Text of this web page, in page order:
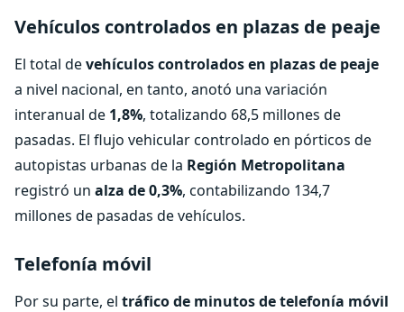
Vehículos controlados en plazas de peaje
El total devehículos controlados en plazas de peaje
a nivel nacional, en tanto, anotó una variación
interanual de 1,8%, totalizando 68,5 millones de
pasadas. El flujo vehicular controlado en pórticos de
autopistas urbanas de la Región Metropolitana
registró un alza de 0,3%, contabilizando 134,7
millones de pasadas de vehículos.
Telefonía móvil
Por su parte, el tráfico de minutos de telefonía móvil